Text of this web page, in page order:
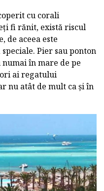
cu corali
fi rănit, există riscul
de aceea este
Pier sau ponton
în mare de pe
ai regatului
nu atât de mult ca și în